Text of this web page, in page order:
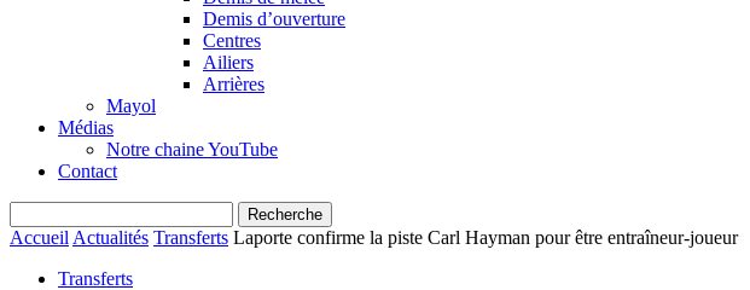
Demis d’ouverture
Centres
Ailiers
Arrières
Mayol
Médias
Notre chaine YouTube
Contact
Accueil Actualités Transferts Laporte confirme la piste Carl Hayman pour être entraîneur-joueur
Transferts